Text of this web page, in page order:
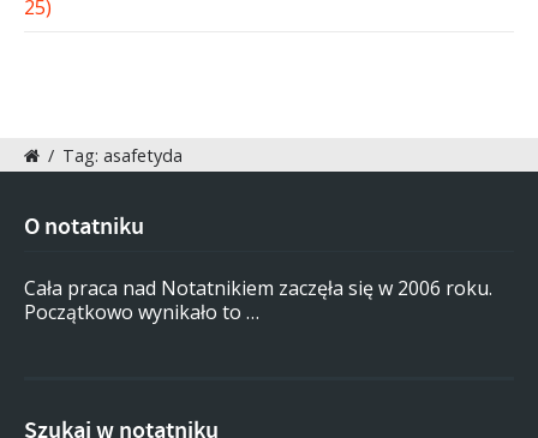
/ Tag: asafetyda
O notatniku
Cała praca nad Notatnikiem zaczęła się w 2006 roku.
Początkowo wynikało to …
Szukaj w notatniku